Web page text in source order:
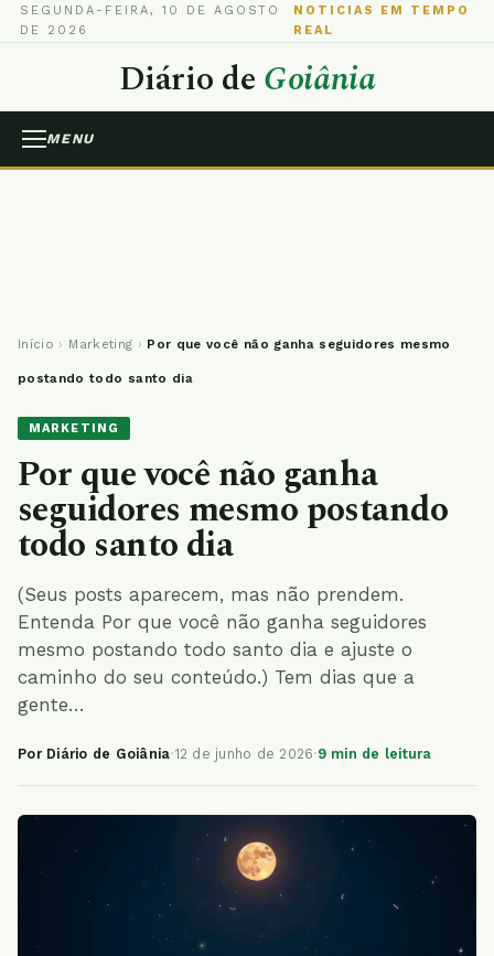
SEGUNDA-FEIRA, 10 DE AGOSTO
DE 2026
NOTICIAS EM TEMPO
REAL
Diário deGoiânia
MENU
Início › Marketing › Por que você não ganha seguidores mesmo
postando todo santo dia
MARKETING
Por que você não ganha
seguidores mesmo postando
todo santo dia
(Seus posts aparecem, mas não prendem.
Entenda Por que você não ganha seguidores
mesmo postando todo santo dia e ajuste o
caminho do seu conteúdo.) Tem dias que a
gente…
Por Diário de Goiânia·12 de junho de 2026·9 min de leitura